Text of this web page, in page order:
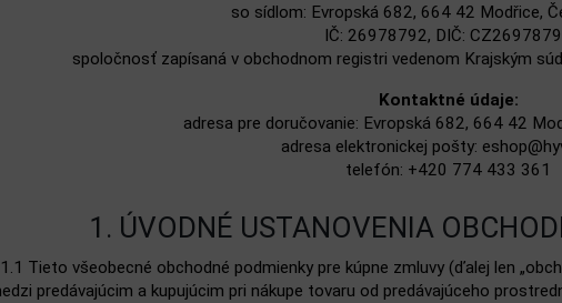
so sídlom: Evropská 682, 664 42 Modřice,
IČ: 26978792, DIČ:
spoločnosť zapísaná v obchodnom registri vedenom Krajským
Kontaktné údaje:
adresa pre doručovanie: Evropská 682, 664 42
adresa elektronickej pošty:
telefón: +420 774 433 361
1. ÚVODNÉ USTANOVENIA
1.1 Tieto všeobecné obchodné podmienky pre kúpne zmluvy (ďalej len
predávajúcim a kupujúcim pri nákupe tovaru od predávajúceho